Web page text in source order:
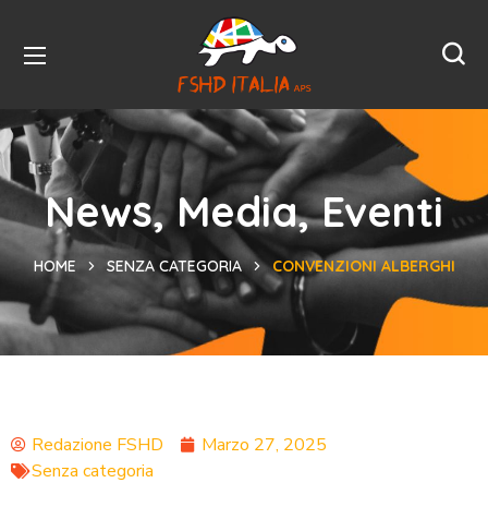
News, Media, Eventi
HOME SENZA CATEGORIA CONVENZIONI ALBERGHI
Redazione FSHD
Marzo 27, 2025
Senza categoria